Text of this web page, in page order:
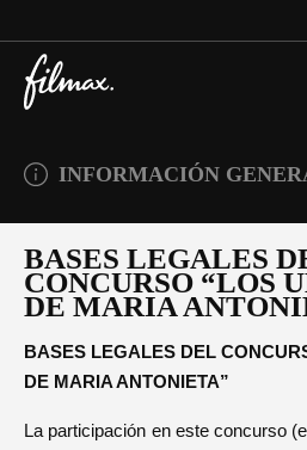
INFORMACIÓN
BASES LEGALES
CONCURSO “LOS
DE MARIA
BASES LEGALES DEL
DE MARIA ANTONIETA”
La participación en este concurso